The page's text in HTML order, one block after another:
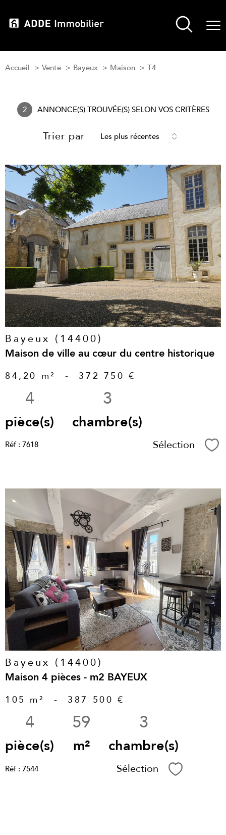
Accueil Vente Bayeux Maison T4
2 ANNONCE(S) TROUVÉE(S) SELON VOS CRITÈRES
Trier par Les plus récentes
voir le
bien
Bayeux (14400)
Maison de ville au cœur du centre historique
84,20 m² - 372 750 €
4
pièce(s)
3
chambre(s)
Réf : 7618 Sélection
voir le
bien
Bayeux (14400)
Maison 4 pièces - m2 BAYEUX
105 m² - 387 500 €
4
pièce(s)
59
m²
3
chambre(s)
Réf : 7544 Sélection